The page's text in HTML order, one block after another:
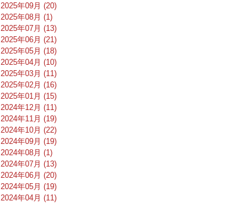
2025年09月 (20)
2025年08月 (1)
2025年07月 (13)
2025年06月 (21)
2025年05月 (18)
2025年04月 (10)
2025年03月 (11)
2025年02月 (16)
2025年01月 (15)
2024年12月 (11)
2024年11月 (19)
2024年10月 (22)
2024年09月 (19)
2024年08月 (1)
2024年07月 (13)
2024年06月 (20)
2024年05月 (19)
2024年04月 (11)